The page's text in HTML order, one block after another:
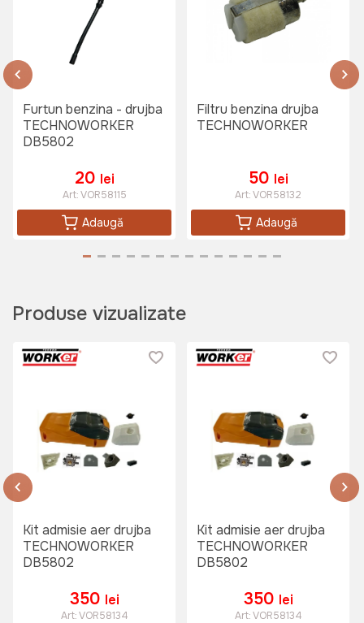
Furtun benzina - drujba
TECHNOWORKER
DB5802
20 lei
Art:VOR58115
Adaugă
Filtru benzina drujba
TECHNOWORKER
50 lei
Art:VOR58132
Adaugă
Produse vizualizate
Kit admisie aer drujba
TECHNOWORKER
DB5802
350 lei
Art:VOR58134
Kit admisie aer drujba
TECHNOWORKER
DB5802
350 lei
Art:VOR58134